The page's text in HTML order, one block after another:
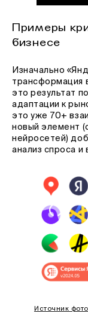
Примеры
бизнесе
Изначально
трансформация
это результат
адаптации к
это уже 70+
новый элемент
нейросетей)
анализ спроса
Источник фото